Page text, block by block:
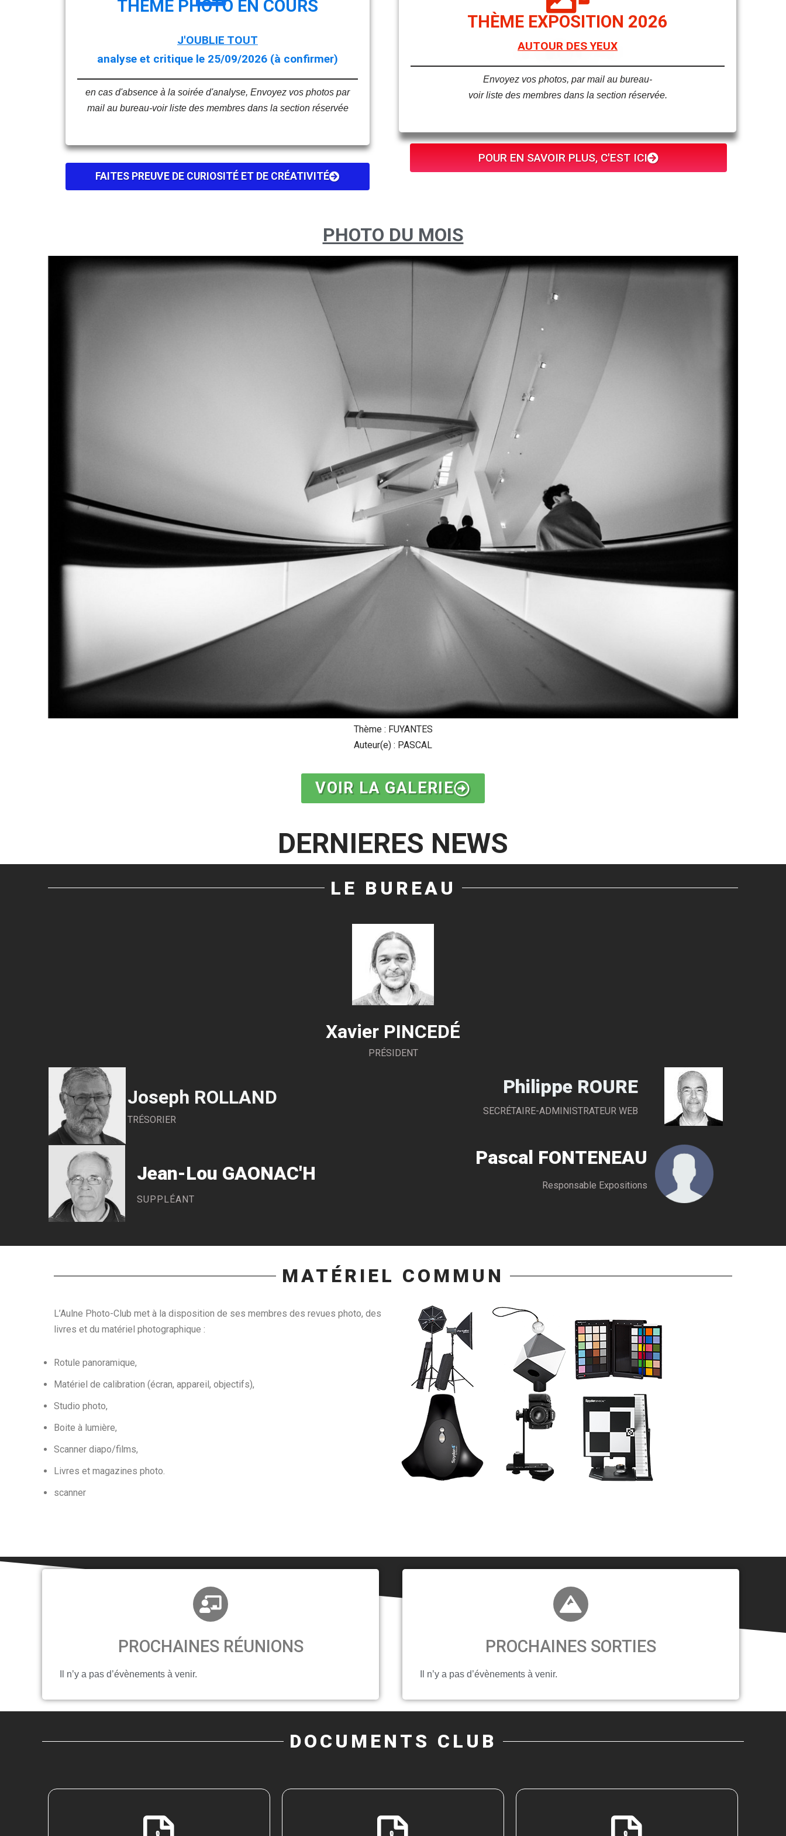
THÈME PHOTO EN COURS
J'OUBLIE TOUT
analyse et critique le 25/09/2026 (à confirmer)
en cas d'absence à la soirée d'analyse, Envoyez vos photos par
mail au bureau-voir liste des membres dans la section réservée
FAITES PREUVE DE CURIOSITÉ ET DE CRÉATIVITÉ
THÈME EXPOSITION 2026
AUTOUR DES YEUX
Envoyez vos photos, par mail au bureau-
voir liste des membres dans la section réservée.
POUR EN SAVOIR PLUS, C'EST ICI
PHOTO DU MOIS
Thème : FUYANTES
Auteur(e) : PASCAL
VOIR LA GALERIE
DERNIERES NEWS
LE BUREAU
Xavier PINCEDÉ
PRÉSIDENT
Joseph ROLLAND
TRÉSORIER
Philippe ROURE
SECRÉTAIRE-ADMINISTRATEUR WEB
Jean-Lou GAONAC'H
SUPPLÉANT
Pascal FONTENEAU
Responsable Expositions
MATÉRIEL COMMUN
L’Aulne Photo-Club met à la disposition de ses membres des revues photo, des
livres et du matériel photographique :
Rotule panoramique,
Matériel de calibration (écran, appareil, objectifs),
Studio photo,
Boite à lumière,
Scanner diapo/films,
Livres et magazines photo.
scanner
PROCHAINES RÉUNIONS
Il n’y a pas d’évènements à venir.
PROCHAINES SORTIES
Il n’y a pas d’évènements à venir.
DOCUMENTS CLUB